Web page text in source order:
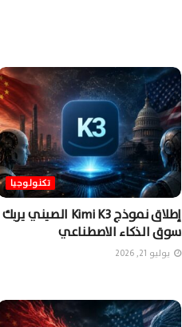
تكنولوجيا
إطلاق نموذج Kimi K3 الصيني يربك
سوق الذكاء الاصطناعي
يوليو 21, 2026